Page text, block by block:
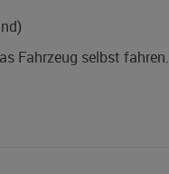
Fahrzeug selbst fahren.